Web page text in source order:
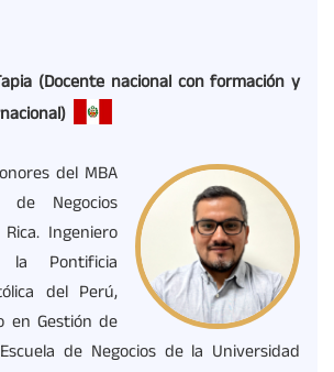
(Docente nacional con formación y
del MBA
Negocios
Ingeniero
Pontificia
del Perú,
en Gestión de
de Negocios de la Universidad